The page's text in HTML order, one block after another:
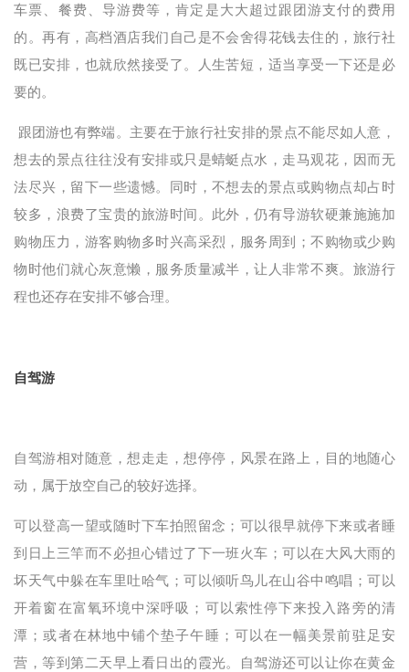
车票、餐费、导游费等，肯定是大大超过跟团游支付的费用
的。再有，高档酒店我们自己是不会舍得花钱去住的，旅行社
既已安排，也就欣然接受了。人生苦短，适当享受一下还是必
要的。
跟团游也有弊端。主要在于旅行社安排的景点不能尽如人意，
想去的景点往往没有安排或只是蜻蜓点水，走马观花，因而无
法尽兴，留下一些遗憾。同时，不想去的景点或购物点却占时
较多，浪费了宝贵的旅游时间。此外，仍有导游软硬兼施施加
购物压力，游客购物多时兴高采烈，服务周到；不购物或少购
物时他们就心灰意懒，服务质量减半，让人非常不爽。旅游行
程也还存在安排不够合理。
自驾游
自驾游相对随意，想走走，想停停，风景在路上，目的地随心
动，属于放空自己的较好选择。
可以登高一望或随时下车拍照留念；可以很早就停下来或者睡
到日上三竿而不必担心错过了下一班火车；可以在大风大雨的
坏天气中躲在车里吐哈气；可以倾听鸟儿在山谷中鸣唱；可以
开着窗在富氧环境中深呼吸；可以索性停下来投入路旁的清
潭；或者在林地中铺个垫子午睡；可以在一幅美景前驻足安
营，等到第二天早上看日出的霞光。自驾游还可以让你在黄金